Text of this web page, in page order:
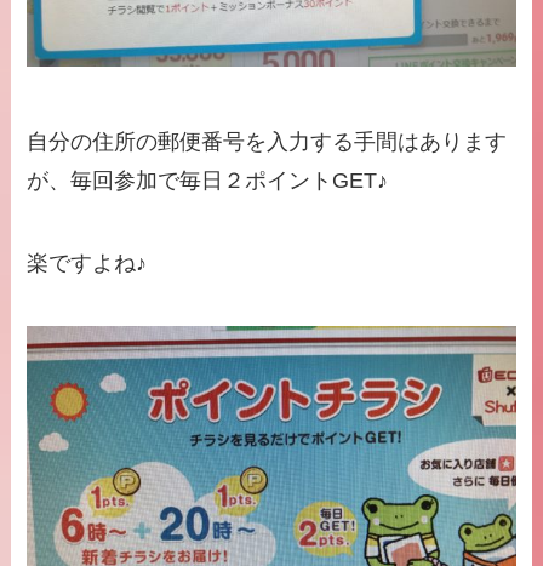
自分の住所の郵便番号を入力する手間はあります
が、毎回参加で毎日２ポイントGET♪
楽ですよね♪